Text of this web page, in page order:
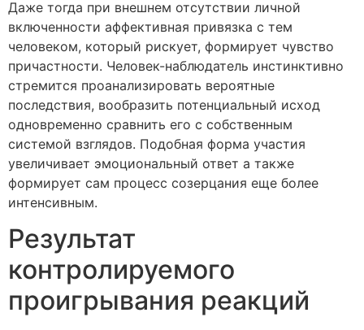
Даже тогда при внешнем отсутствии личной
включенности аффективная привязка с тем
человеком, который рискует, формирует чувство
причастности. Человек-наблюдатель инстинктивно
стремится проанализировать вероятные
последствия, вообразить потенциальный исход
одновременно сравнить его с собственным
системой взглядов. Подобная форма участия
увеличивает эмоциональный ответ а также
формирует сам процесс созерцания еще более
интенсивным.
Результат
контролируемого
проигрывания реакций